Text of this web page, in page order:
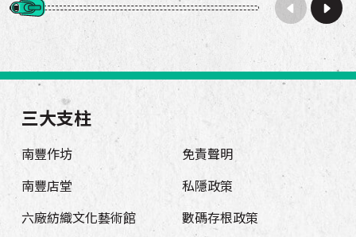
三大支柱
南豐作坊
南豐店堂
六廠紡織文化藝術館
免責聲明
私隱政策
數碼存根政策